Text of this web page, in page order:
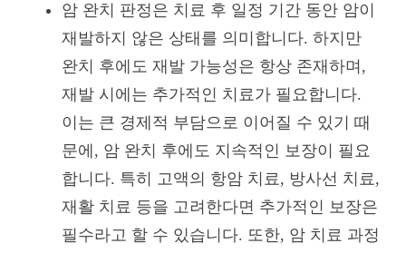
암 완치 판정은 치료 후 일정 기간 동안 암이
재발하지 않은 상태를 의미합니다. 하지만
완치 후에도 재발 가능성은 항상 존재하며,
재발 시에는 추가적인 치료가 필요합니다.
이는 큰 경제적 부담으로 이어질 수 있기 때
문에, 암 완치 후에도 지속적인 보장이 필요
합니다. 특히 고액의 항암 치료, 방사선 치료,
재활 치료 등을 고려한다면 추가적인 보장은
필수라고 할 수 있습니다. 또한, 암 치료 과정